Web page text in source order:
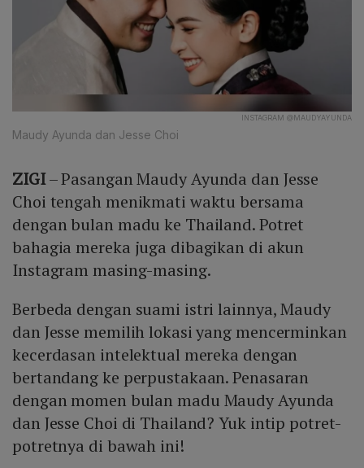
INSTAGRAM @MAUDYAYUNDA
Maudy Ayunda dan Jesse Choi
ZIGI– Pasangan Maudy Ayunda dan Jesse
Choi tengah menikmati waktu bersama
dengan bulan madu ke Thailand. Potret
bahagia mereka juga dibagikan di akun
Instagram masing-masing.
Berbeda dengan suami istri lainnya, Maudy
dan Jesse memilih lokasi yang mencerminkan
kecerdasan intelektual mereka dengan
bertandang ke perpustakaan. Penasaran
dengan momen bulan madu Maudy Ayunda
dan Jesse Choi di Thailand? Yuk intip potret-
potretnya di bawah ini!